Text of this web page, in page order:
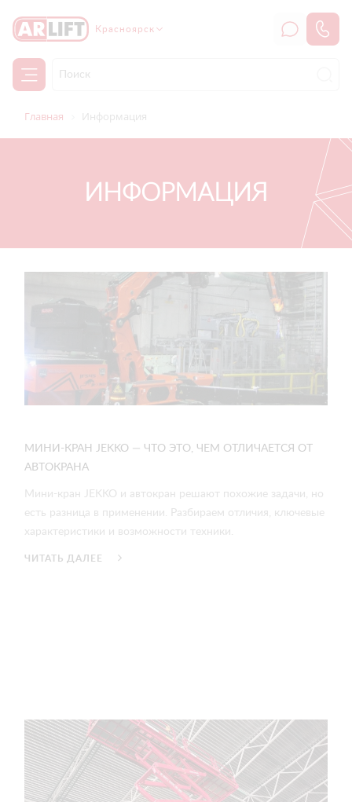
Красноярск
Главная Информация
ИНФОРМАЦИЯ
МИНИ-КРАН JEKKO — ЧТО ЭТО, ЧЕМ ОТЛИЧАЕТСЯ ОТ
АВТОКРАНА
Мини-кран JEKKO и автокран решают похожие задачи, но
есть разница в применении. Разбираем отличия, ключевые
характеристики и возможности техники.
ЧИТАТЬ ДАЛЕЕ